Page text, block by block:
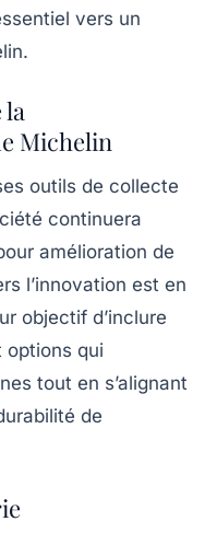
vers un
Michelin
outils de collecte
continuera
amélioration de
l’innovation est en
objectif d’inclure
options qui
tout en s’alignant
de